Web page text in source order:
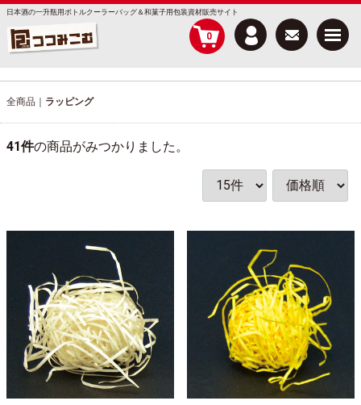
日本酒の一升瓶用ボトルクーラーバッグ＆和菓子用包装資材販売サイト
0 Menu
全商品 ラッピング
41件の商品がみつかりました。